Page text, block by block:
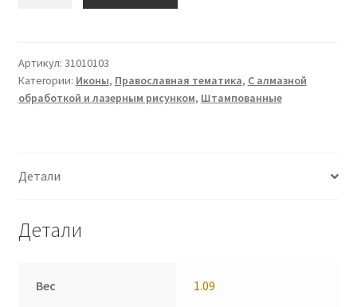
Артикул: 31010103
Категории: Иконы, Православная тематика, С алмазной
обработкой и лазерным рисунком, Штампованные
Детали
Детали
Вес 1.09